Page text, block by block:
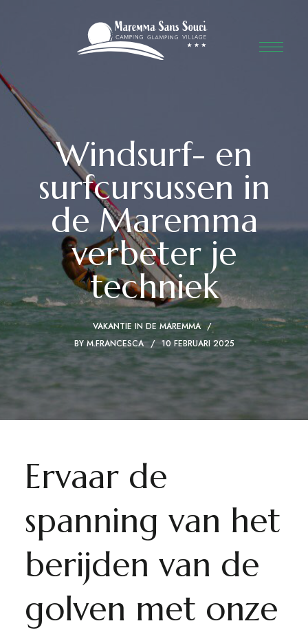
Windsurf- en
surfcursussen in
de Maremma
verbeter je
techniek
VAKANTIE IN DE MAREMMA
BY M.FRANCESCA 10 FEBRUARI 2025
Ervaar de
spanning van het
berijden van de
golven met onze